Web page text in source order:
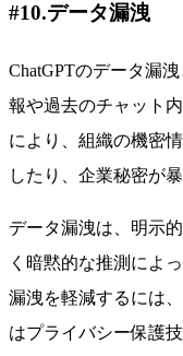
#10.データ漏洩
ChatGPTのデータ漏
報や過去のチャット
により、組織の機密
したり、企業秘密が
データ漏洩は、明示
く暗黙的な推測によ
漏洩を軽減するには
はプライバシー保護